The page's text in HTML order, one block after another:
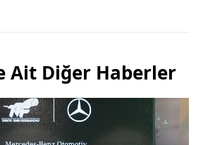
Ait Diğer Haberler